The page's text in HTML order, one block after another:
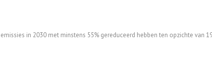
in 2030 met minstens 55% gereduceerd hebben ten opzichte van